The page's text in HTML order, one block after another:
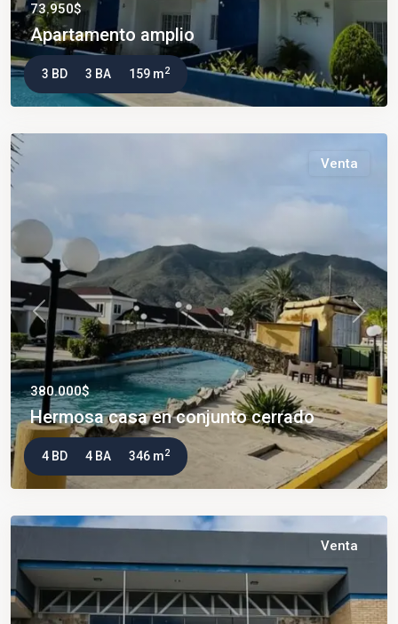
73.950$
Apartamento amplio
3 BD 3 BA 159 m2
Venta
Previous Next
380.000$
Hermosa casa en conjunto cerrado
4 BD 4 BA 346 m2
Venta